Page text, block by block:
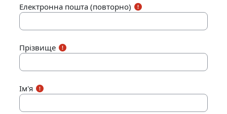
Електронна пошта (повторно)
Прізвище
Ім'я